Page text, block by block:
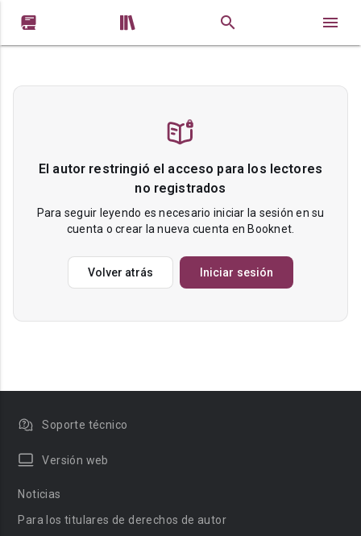
 
El autor restringió el acceso para los lectores
no registrados
Para seguir leyendo es necesario iniciar la sesión en su
cuenta o crear la nueva cuenta en Booknet.
Volver atrás Iniciar sesión
Soporte técnico
Versión web
Noticias
Para los titulares de derechos de autor